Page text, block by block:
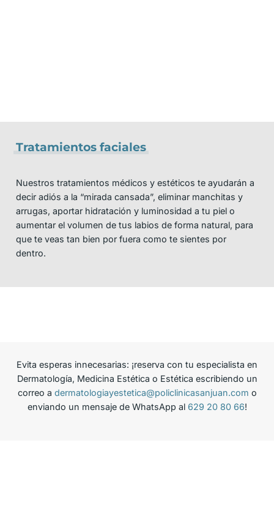
Tratamientos faciales
Nuestros tratamientos médicos y estéticos te ayudarán a
decir adiós a la “mirada cansada”, eliminar manchitas y
arrugas, aportar hidratación y luminosidad a tu piel o
aumentar el volumen de tus labios de forma natural, para
que te veas tan bien por fuera como te sientes por
dentro.
Evita esperas innecesarias: ¡reserva con tu especialista en
Dermatología, Medicina Estética o Estética escribiendo un
correo a dermatologiayestetica@policlinicasanjuan.com o
enviando un mensaje de WhatsApp al 629 20 80 66!